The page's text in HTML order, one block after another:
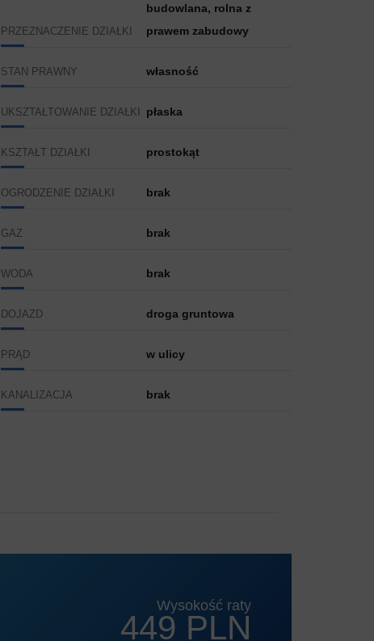
PRZEZNACZENIE DZIAŁKI
budowlana, rolna z
prawem zabudowy
STAN PRAWNY własność
UKSZTAŁTOWANIE DZIAŁKI płaska
KSZTAŁT DZIAŁKI prostokąt
OGRODZENIE DZIAŁKI brak
GAZ brak
WODA brak
DOJAZD droga gruntowa
PRĄD w ulicy
KANALIZACJA brak
Wysokość raty
449 PLN